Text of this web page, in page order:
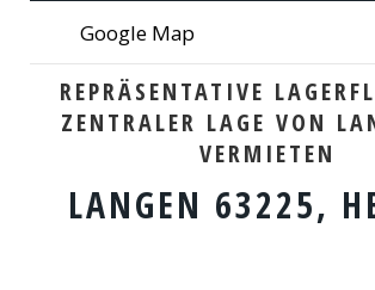
Google Map
REPRÄSENTATIVE
ZENTRALER LAGE VON
VERMIETEN
LANGEN 63225,